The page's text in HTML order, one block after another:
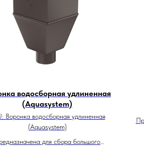
водосборная удлиненная
(Aquasystem)
Воронка водосборная удлиненная
(Aquasystem)
для сбора большого